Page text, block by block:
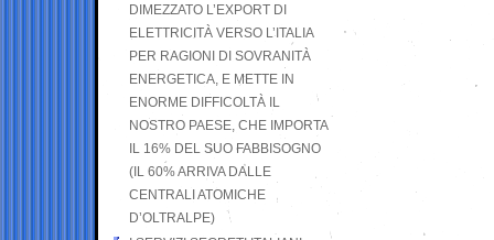
DIMEZZATO L’EXPORT DI
ELETTRICITÀ VERSO L’ITALIA
PER RAGIONI DI SOVRANITÀ
ENERGETICA, E METTE IN
ENORME DIFFICOLTÀ IL
NOSTRO PAESE, CHE IMPORTA
IL 16% DEL SUO FABBISOGNO
(IL 60% ARRIVA DALLE
CENTRALI ATOMICHE
D’OLTRALPE)